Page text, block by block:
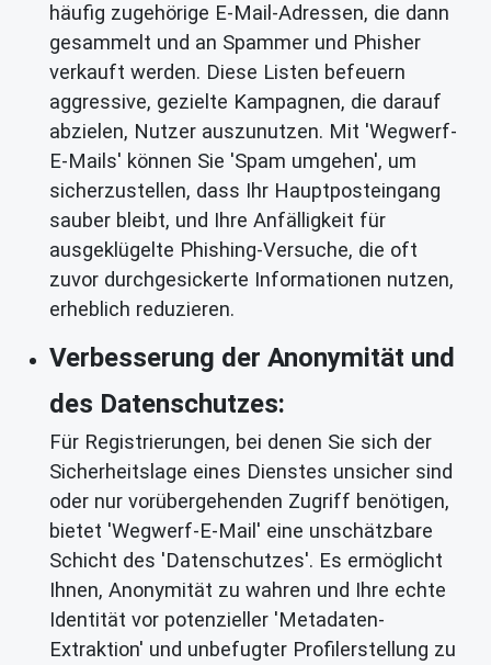
häufig zugehörige E-Mail-Adressen, die dann
gesammelt und an Spammer und Phisher
verkauft werden. Diese Listen befeuern
aggressive, gezielte Kampagnen, die darauf
abzielen, Nutzer auszunutzen. Mit 'Wegwerf-
E-Mails' können Sie 'Spam umgehen', um
sicherzustellen, dass Ihr Hauptposteingang
sauber bleibt, und Ihre Anfälligkeit für
ausgeklügelte Phishing-Versuche, die oft
zuvor durchgesickerte Informationen nutzen,
erheblich reduzieren.
Verbesserung der Anonymität und
des Datenschutzes:
Für Registrierungen, bei denen Sie sich der
Sicherheitslage eines Dienstes unsicher sind
oder nur vorübergehenden Zugriff benötigen,
bietet 'Wegwerf-E-Mail' eine unschätzbare
Schicht des 'Datenschutzes'. Es ermöglicht
Ihnen, Anonymität zu wahren und Ihre echte
Identität vor potenzieller 'Metadaten-
Extraktion' und unbefugter Profilerstellung zu